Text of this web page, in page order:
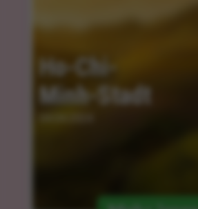
Ho-Chi-
Minh-Stadt